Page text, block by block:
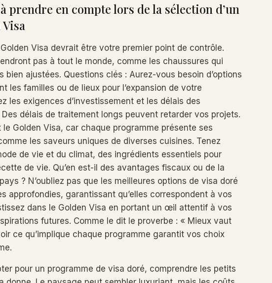
prendre en compte lors de la sélection d’un
Visa devrait être votre premier point de contrôle.
pas à tout le monde, comme les chaussures qui
bien ajustées. Questions clés : Aurez-vous besoin d’options
les familles ou de lieux pour l’expansion de votre
les exigences d’investissement et les délais des
délais de traitement longs peuvent retarder vos projets.
Golden Visa, car chaque programme présente ses
les saveurs uniques de diverses cuisines. Tenez
de vie et du climat, des ingrédients essentiels pour
de vie. Qu’en est-il des avantages fiscaux ou de la
? N’oubliez pas que les meilleures options de visa doré
approfondies, garantissant qu’elles correspondent à vos
dans le Golden Visa en portant un œil attentif à vos
futures. Comme le dit le proverbe : « Mieux vaut
ce qu’implique chaque programme garantit vos choix
pour un programme de visa doré, comprendre les petits